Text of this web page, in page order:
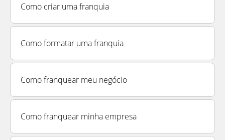
Como criar uma franquia
Como formatar uma franquia
Como franquear meu negócio
Como franquear minha empresa